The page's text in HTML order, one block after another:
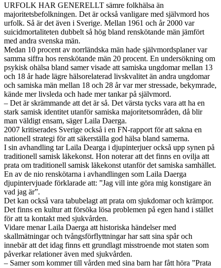
URFOLK HAR GENERELLT sämre folkhälsa än
majoritetsbefolkningen. Det är också vanligare med självmord hos
urfolk. Så är det även i Sverige. Mellan 1961 och år 2000 var
suicidmortaliteten dubbelt så hög bland renskötande män jämfört
med andra svenska män.
Medan 10 procent av norrländska män hade självmordsplaner var
samma siffra hos renskötande män 20 procent. En undersökning om
psykisk ohälsa bland samer visade att samiska ungdomar mellan 13
och 18 år hade lägre hälsorelaterad livskvalitet än andra ungdomar
och samiska män mellan 18 och 28 år var mer stressade, bekymrade,
kände mer livsleda och hade mer tankar på självmord.
– Det är skrämmande att det är så. Det värsta tycks vara att ha en
stark samisk identitet utanför samiska majoritetsområden, då blir
man väldigt ensam, säger Laila Daerga.
2007 kritiserades Sverige också i en FN-rapport för att sakna en
nationell strategi för att säkerställa god hälsa bland samerna.
I sin avhandling tar Laila Dearga i djupinterjuer också upp synen på
traditionell samisk läkekonst. Hon noterar att det finns en ovilja att
prata om traditionell samisk läkekonst utanför det samiska samhället.
En av de nio renskötarna i avhandlingen som Laila Daerga
djupintervjuade förklarade att: ”Jag vill inte göra mig konstigare än
vad jag är”.
Det kan också vara tabubelagt att prata om sjukdomar och krämpor.
Det finns en kultur att försöka lösa problemen på egen hand i stället
för att ta kontakt med sjukvården.
Vidare menar Laila Daerga att historiska händelser med
skallmätningar och tvångsförflyttningar har satt sina spår och
innebär att det idag finns ett grundlagt misstroende mot staten som
påverkar relationer även med sjukvården.
– Samer som kommer till vården med sina barn har fått höra ”Prata